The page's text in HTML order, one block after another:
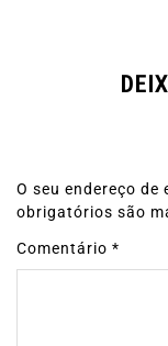
O seu endereço
obrigatórios são
Comentário *